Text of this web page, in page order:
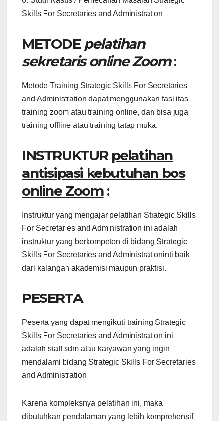
Skills For Secretaries and Administration
METODE pelatihan
sekretaris online Zoom:
Metode Training Strategic Skills For Secretaries
and Administration dapat menggunakan fasilitas
training zoom atau training online, dan bisa juga
training offline atau training tatap muka.
INSTRUKTUR pelatihan
antisipasi kebutuhan bos
online Zoom:
Instruktur yang mengajar pelatihan Strategic Skills
For Secretaries and Administration ini adalah
instruktur yang berkompeten di bidang Strategic
Skills For Secretaries and Administrationinti baik
dari kalangan akademisi maupun praktisi.
PESERTA
Peserta yang dapat mengikuti training Strategic
Skills For Secretaries and Administration ini
adalah staff sdm atau karyawan yang ingin
mendalami bidang Strategic Skills For Secretaries
and Administration
Karena kompleksnya pelatihan ini, maka
dibutuhkan pendalaman yang lebih komprehensif